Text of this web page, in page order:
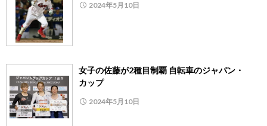
2024年5月10日
女子の佐藤が2種目制覇 自転車のジャパン・
カップ
2024年5月10日